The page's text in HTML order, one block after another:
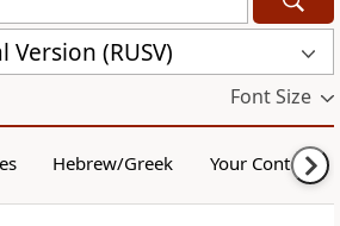
Version (RUSV)
Font Size
Hebrew/Greek Your Content